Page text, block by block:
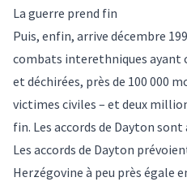
La guerre prend fin
Puis, enfin, arrive décembre
combats interethniques ayant
et déchirées, près de 100 000
victimes civiles – et deux
fin. Les accords de Dayton sont
Les accords de Dayton
Herzégovine à peu près égale